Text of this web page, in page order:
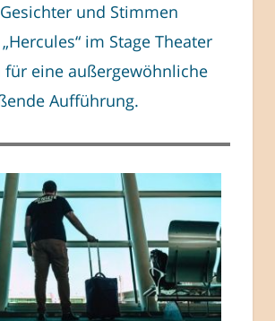
und Stimmen
im Stage Theater
für eine außergewöhnliche
Aufführung.